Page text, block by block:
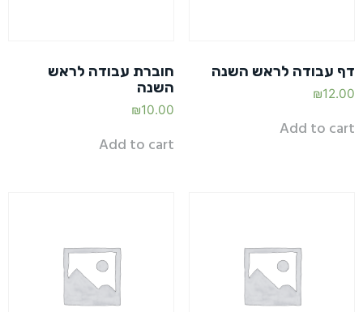
דף עבודה לראש השנה
₪12.00
Add to cart
חוברת עבודה לראש
השנה
₪10.00
Add to cart